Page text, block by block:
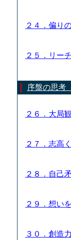
２４．偏り
２５．リー
序盤の思考
２６．大局
２７．志高
２８．自己
２９．想い
３０．創造